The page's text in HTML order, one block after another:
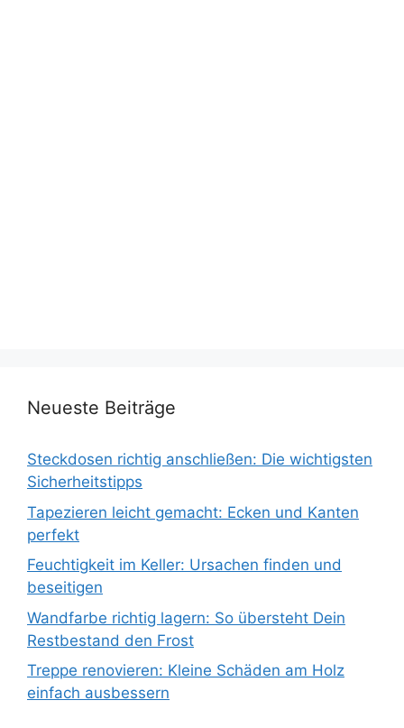
Neueste Beiträge
Steckdosen richtig anschließen: Die wichtigsten
Sicherheitstipps
Tapezieren leicht gemacht: Ecken und Kanten
perfekt
Feuchtigkeit im Keller: Ursachen finden und
beseitigen
Wandfarbe richtig lagern: So übersteht Dein
Restbestand den Frost
Treppe renovieren: Kleine Schäden am Holz
einfach ausbessern